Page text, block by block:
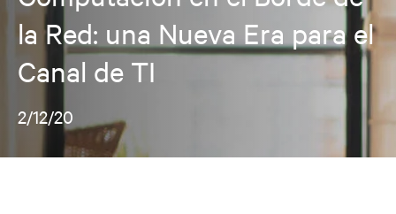
la Red: una Nueva Era para el
Canal de TI
2/12/20